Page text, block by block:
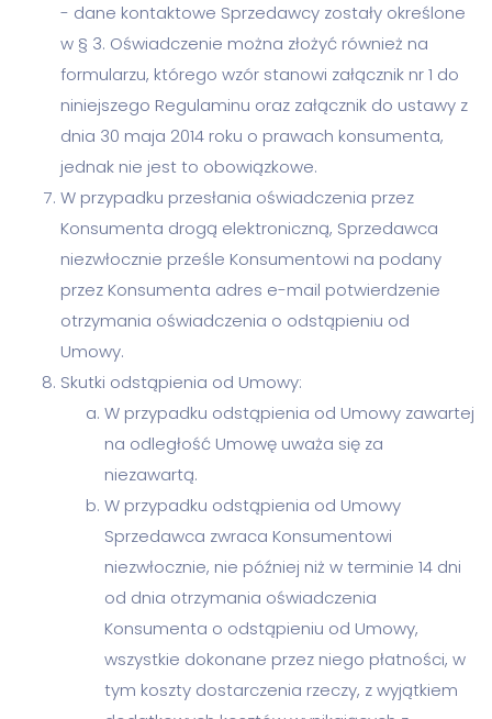
- dane kontaktowe Sprzedawcy zostały określone
w § 3. Oświadczenie można złożyć również na
formularzu, którego wzór stanowi załącznik nr 1 do
niniejszego Regulaminu oraz załącznik do ustawy z
dnia 30 maja 2014 roku o prawach konsumenta,
jednak nie jest to obowiązkowe.
W przypadku przesłania oświadczenia przez
Konsumenta drogą elektroniczną, Sprzedawca
niezwłocznie prześle Konsumentowi na podany
przez Konsumenta adres e-mail potwierdzenie
otrzymania oświadczenia o odstąpieniu od
Umowy.
Skutki odstąpienia od Umowy:
W przypadku odstąpienia od Umowy zawartej
na odległość Umowę uważa się za
niezawartą.
W przypadku odstąpienia od Umowy
Sprzedawca zwraca Konsumentowi
niezwłocznie, nie później niż w terminie 14 dni
od dnia otrzymania oświadczenia
Konsumenta o odstąpieniu od Umowy,
wszystkie dokonane przez niego płatności, w
tym koszty dostarczenia rzeczy, z wyjątkiem